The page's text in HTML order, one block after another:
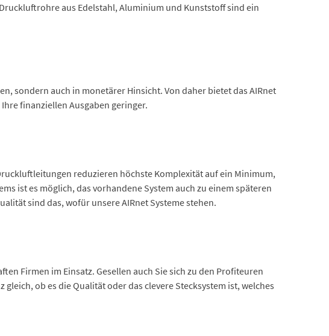
aus Edelstahl, Aluminium und Kunststoff sind ein
sondern auch in monetärer Hinsicht. Von daher bietet das AIRnet
finanziellen Ausgaben geringer.
reduzieren höchste Komplexität auf ein Minimum,
ist es möglich, das vorhandene System auch zu einem späteren
sind das, wofür unsere AIRnet Systeme stehen.
Firmen im Einsatz. Gesellen auch Sie sich zu den Profiteuren
ob es die Qualität oder das clevere Stecksystem ist, welches